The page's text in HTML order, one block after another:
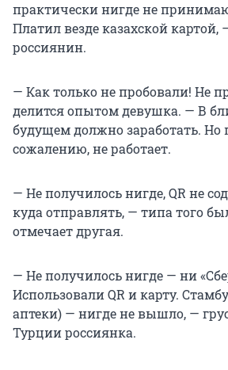
практически нигде не
Платил везде казахской картой,
россиянин.
— Как только не пробовали! Не
делится опытом девушка. — В
будущем должно заработать. Но
сожалению, не работает.
— Не получилось нигде, QR не
куда отправлять, — типа того
отмечает другая.
— Не получилось нигде — ни
Использовали QR и карту.
аптеки) — нигде не вышло, —
Турции россиянка.